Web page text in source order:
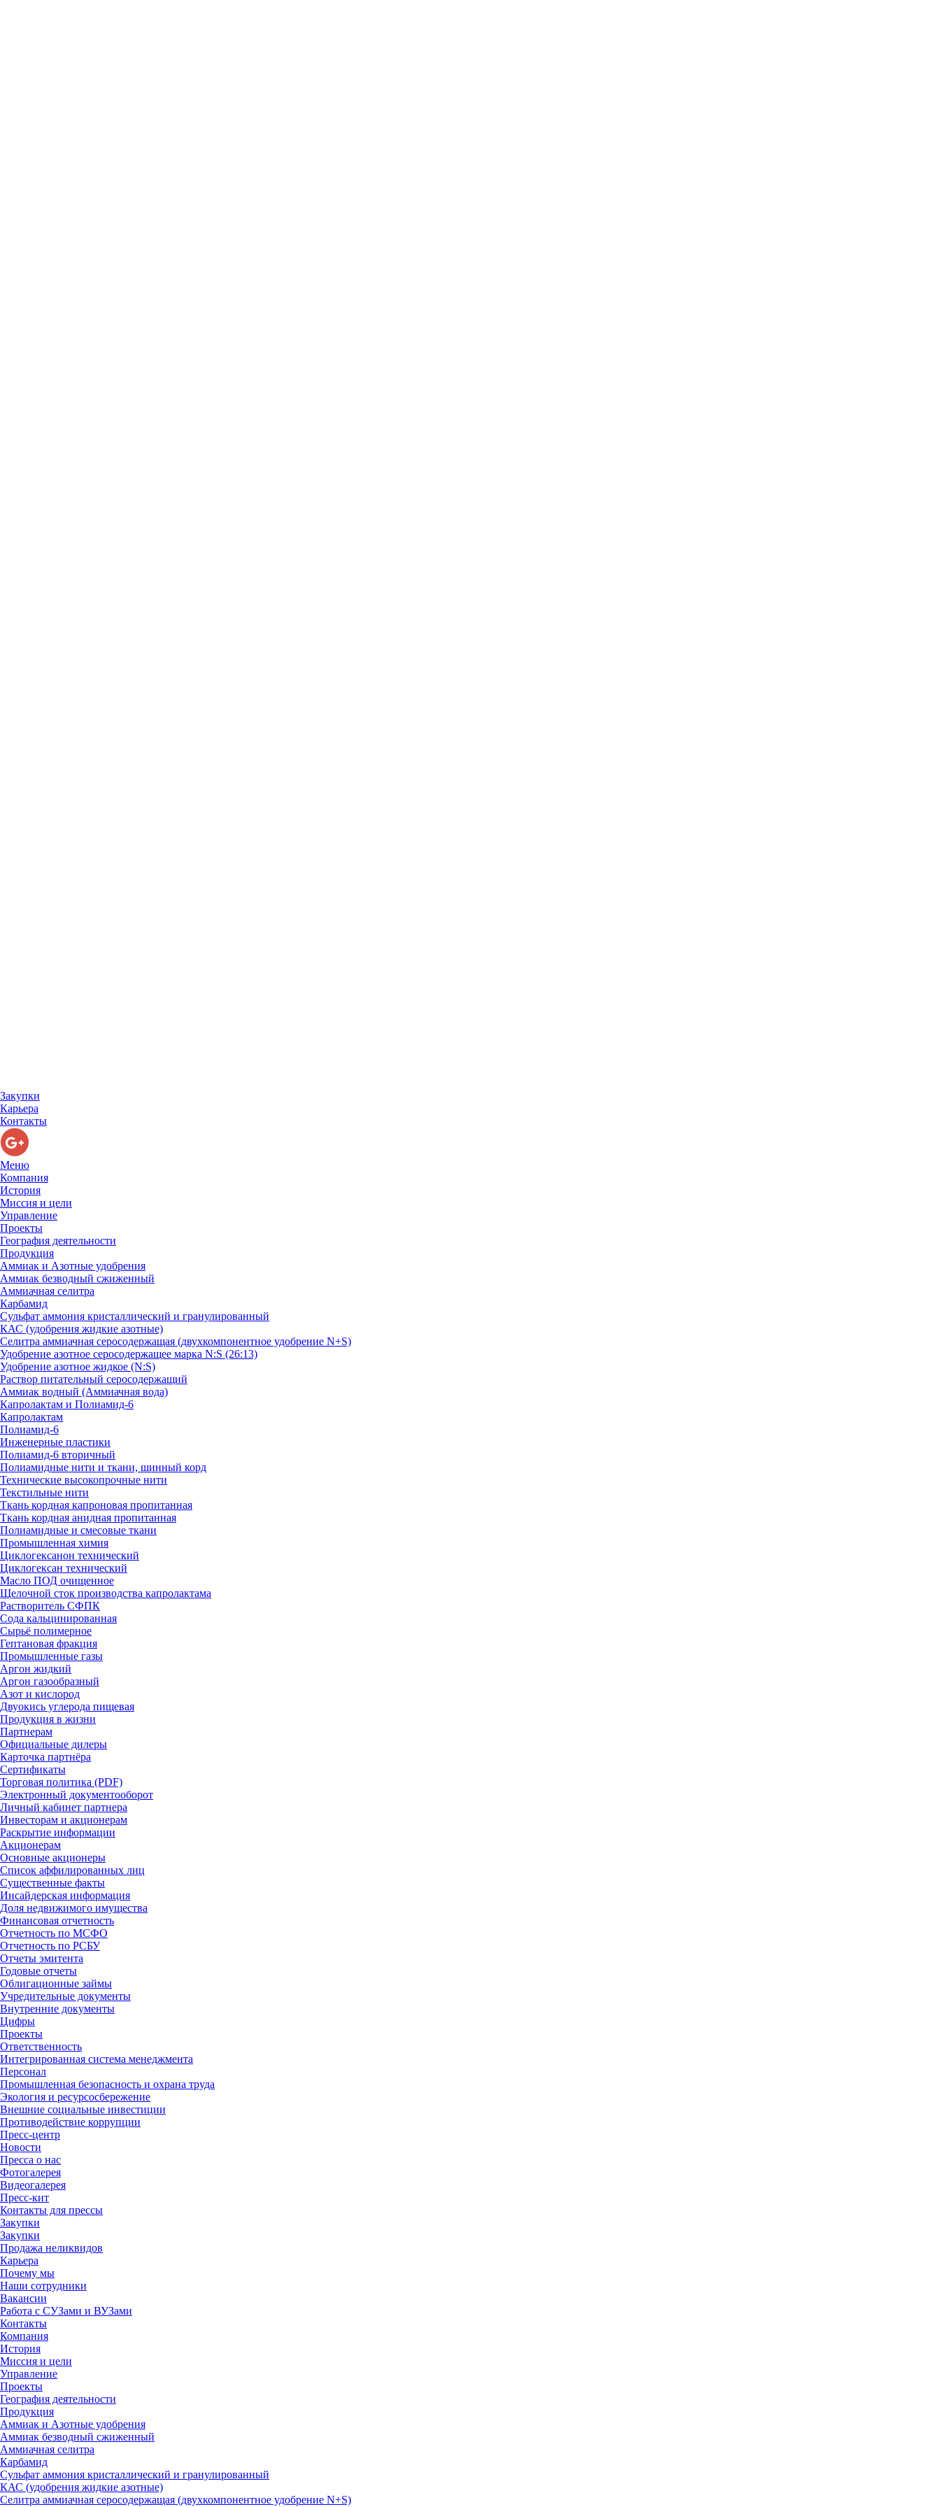
Закупки
Карьера
Контакты
Меню
Компания
История
Миссия и цели
Управление
Проекты
География деятельности
Продукция
Аммиак и Азотные удобрения
Аммиак безводный сжиженный
Аммиачная селитра
Карбамид
Сульфат аммония кристаллический и гранулированный
КАС (удобрения жидкие азотные)
Селитра аммиачная серосодержащая (двухкомпонентное удобрение N+S)
Удобрение азотное серосодержащее марка N:S (26:13)
Удобрение азотное жидкое (N:S)
Раствор питательный серосодержащий
Аммиак водный (Аммиачная вода)
Капролактам и Полиамид-6
Капролактам
Полиамид-6
Инженерные пластики
Полиамид-6 вторичный
Полиамидные нити и ткани, шинный корд
Технические высокопрочные нити
Текстильные нити
Ткань кордная капроновая пропитанная
Ткань кордная анидная пропитанная
Полиамидные и смесовые ткани
Промышленная химия
Циклогексанон технический
Циклогексан технический
Масло ПОД очищенное
Щелочной сток производства капролактама
Растворитель СФПК
Сода кальцинированная
Сырьё полимерное
Гептановая фракция
Промышленные газы
Аргон жидкий
Аргон газообразный
Азот и кислород
Двуокись углерода пищевая
Продукция в жизни
Партнерам
Официальные дилеры
Карточка партнёра
Сертификаты
Торговая политика (PDF)
Электронный документооборот
Личный кабинет партнера
Инвесторам и акционерам
Раскрытие информации
Акционерам
Основные акционеры
Список аффилированных лиц
Существенные факты
Инсайдерская информация
Доля недвижимого имущества
Финансовая отчетность
Отчетность по МСФО
Отчетность по РСБУ
Отчеты эмитента
Годовые отчеты
Облигационные займы
Учредительные документы
Внутренние документы
Цифры
Проекты
Ответственность
Интегрированная система менеджмента
Персонал
Промышленная безопасность и охрана труда
Экология и ресурсосбережение
Внешние социальные инвестиции
Противодействие коррупции
Пресс-центр
Новости
Пресса о нас
Фотогалерея
Видеогалерея
Пресс-кит
Контакты для прессы
Закупки
Закупки
Продажа неликвидов
Карьера
Почему мы
Наши сотрудники
Вакансии
Работа с СУЗами и ВУЗами
Контакты
Компания
История
Миссия и цели
Управление
Проекты
География деятельности
Продукция
Аммиак и Азотные удобрения
Аммиак безводный сжиженный
Аммиачная селитра
Карбамид
Сульфат аммония кристаллический и гранулированный
КАС (удобрения жидкие азотные)
Селитра аммиачная серосодержащая (двухкомпонентное удобрение N+S)